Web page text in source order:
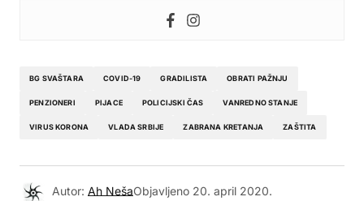
BG SVAŠTARA COVID-19 GRADILISTA OBRATI PAŽNJU
PENZIONERI PIJACE POLICIJSKI ČAS VANREDNO STANJE
VIRUS KORONA VLADA SRBIJE ZABRANA KRETANJA ZAŠTITA
Autor: Ah NešaObjavljeno 20. april 2020.